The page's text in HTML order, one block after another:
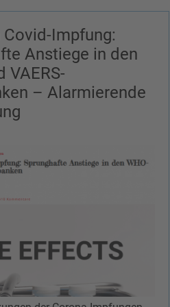
Impfung:
Anstiege in den
VAERS-
– Alarmierende